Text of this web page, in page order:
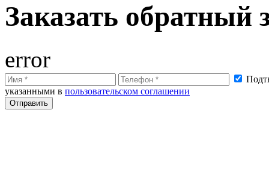
Заказать обратный
error
указанными в пользовательском соглашении
Отправить